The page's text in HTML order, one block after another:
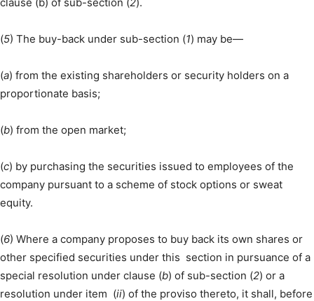
(5) The buy-back under sub-section (1) may be—
(a) from the existing shareholders or security holders on a
proportionate basis;
(b) from the open market;
(c) by purchasing the securities issued to employees of the
company pursuant to a scheme of stock options or sweat
equity.
(6) Where a company proposes to buy back its own shares or
other specified securities under this section in pursuance of a
special resolution under clause (b) of sub-section (2) or a
resolution under item (ii) of the proviso thereto, it shall, before